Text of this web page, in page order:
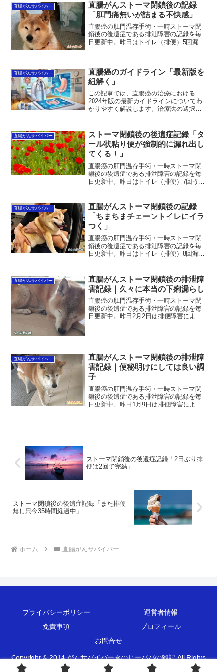
直腸がんサバイバー
直腸がんストーマ閉鎖後の記録
「肛門痛無いが詰まる不快感」
直腸癌の肛門温存手術・一時ストーマ閉
鎖後の後遺症である排泄障害の記録を毎
日更新中。昨日はトイレ（排便）5回漏ら
まトイレを終えなくちゃ...
直腸がんサバイバー
直腸癌のガイドライン「最新版を
紐解く」
この記事では、直腸癌の治療における
2024年版の最新ガイドラインについてわ
かりやすく解説します。治療法の選択肢
お届けします。この記事を読むことで、
治療の最新情報を理解し、安心して自分
に最適な治療法を選ぶ手助けになりま
す。
直腸がんサバイバー
ストーマ閉鎖後の後遺症記録「タ
ール状粘り便が強制的に漏れ出し
てくる！」
直腸癌の肛門温存手術・一時ストーマ閉
鎖後の後遺症である排泄障害の記録を毎
日更新中。昨日はトイレ（排便）7回うち
に、途中からタール状粘り便が強制的に
漏れ出してくる事態に...
直腸がんサバイバー
直腸がんストーマ閉鎖後の記録
「ちまちまチェーントイレにイラ
つく」
直腸癌の肛門温存手術・一時ストーマ閉
鎖後の後遺症である排泄障害の記録を毎
日更新中。昨日はトイレ（排便）8回漏ら
チクチク痛みは増していった。そして、
ちまちまチェーントイレ...
直腸がんサバイバー
直腸がんストーマ閉鎖後の排泄障
害記録｜久々に本当の下痢漏らし
直腸癌の肛門温存手術・一時ストーマ閉
鎖後の後遺症である排泄障害の記録を毎
日更新中。昨日2月2日は排便障害による
直腸がんサバイバー
直腸がんストーマ閉鎖後の排泄障
害記録｜便秘明けにしては良い調
子
直腸癌の肛門温存手術・一時ストーマ閉
鎖後の後遺症である排泄障害の記録を毎
日更新中。昨日1月9日は排便障害による
ストーマ閉鎖後の後遺症記録「2日ぶり排
便は2回で完結」
ストーマ閉鎖後の後遺症記録「また排便
無し只今35時間経過中」
ホーム 直腸がんサバイバー
プライバシーポリシー
運営者情報
免責事項
プロフィール
お問合せ
Copyright © 2014 がんサバイバーきのじーパパの雑記 All Rights
Reserved.